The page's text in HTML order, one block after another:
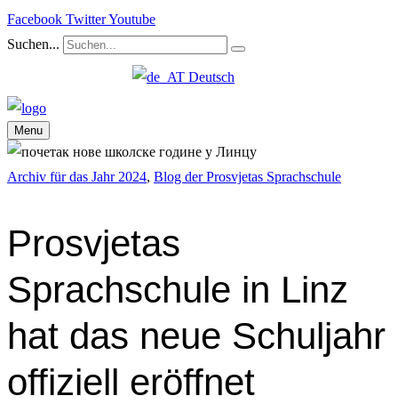
Facebook TwitterYoutube
Suchen...
Deutsch
Menu
Archiv für das Jahr 2024, Blog der Prosvjetas Sprachschule
Prosvjetas
Sprachschule in Linz
hat das neue Schuljahr
offiziell eröffnet